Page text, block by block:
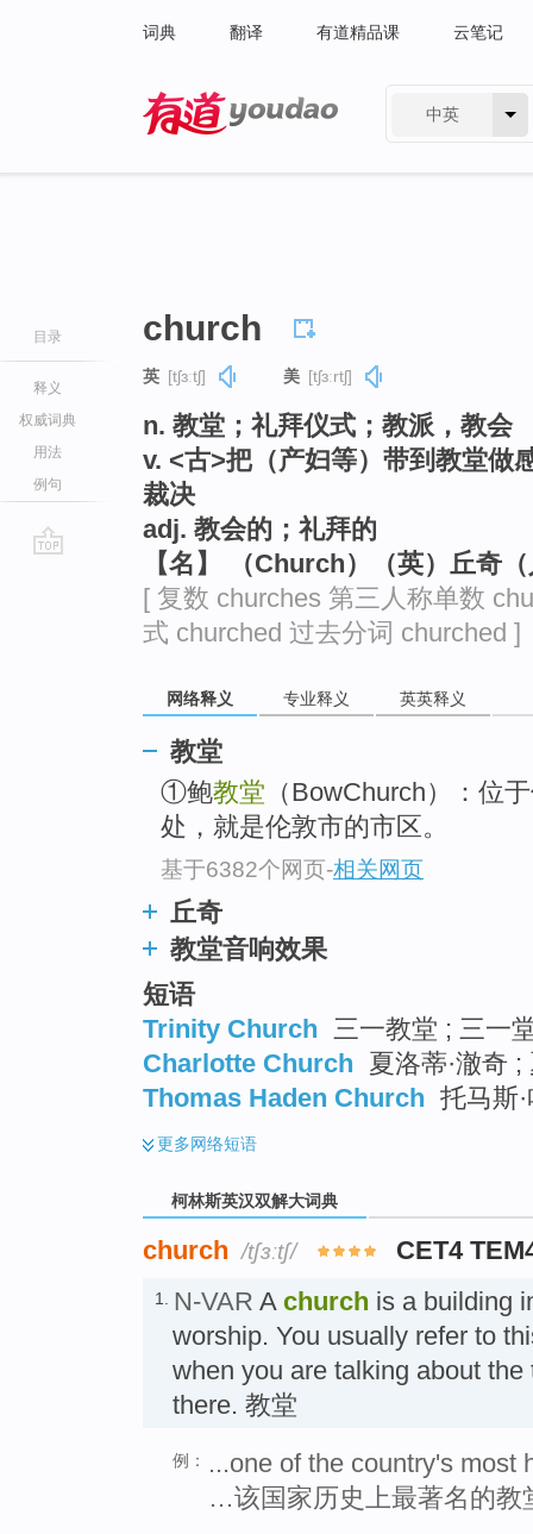
词典 翻译 有道精品课 云笔记
中英
目录
释义
权威词典
用法
例句
church
英 [tʃɜːtʃ] 美 [tʃɜːrtʃ]
n. 教堂；礼拜仪式；教派，教会
v. <古>把（产妇等）带到教堂
裁决
adj. 教会的；礼拜的
【名】 （Church）（英）丘奇
[ 复数 churches 第三人称单数
式 churched 过去分词 churched ]
网络释义 专业释义 英英释义
教堂
①鲍教堂 （BowChurch）：位
处，就是伦敦市的市区。
基于6382个网页-相关网页
丘奇
教堂音响效果
短语
Trinity Church 三一教堂 ; 三一
Charlotte Church 夏洛蒂·澈奇 ;
Thomas Haden Church 托马斯
更多网络短语
柯林斯英汉双解大词典
church /tʃɜːtʃ/ CET4
1. N-VAR A church is a building
worship. You usually refer to
when you are talking about
there. 教堂
例：
...one of the country's most
…该国家历史上最著名的教